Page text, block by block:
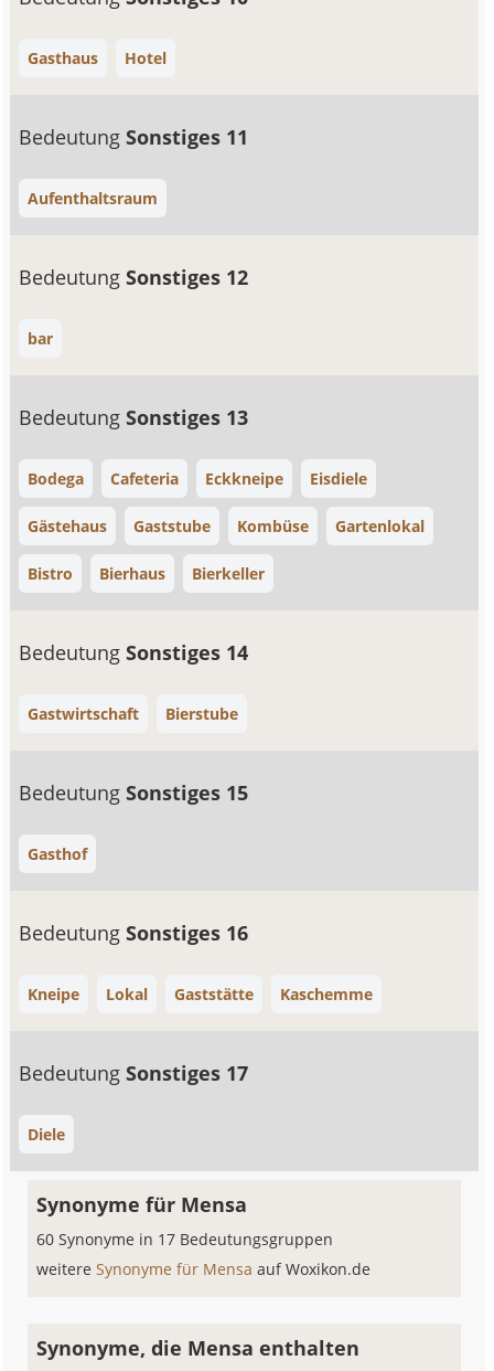
Gasthaus Hotel
BedeutungSonstiges 11
Aufenthaltsraum
BedeutungSonstiges 12
bar
BedeutungSonstiges 13
Bodega Cafeteria Eckkneipe Eisdiele
Gästehaus Gaststube Kombüse Gartenlokal
Bistro Bierhaus Bierkeller
BedeutungSonstiges 14
Gastwirtschaft Bierstube
BedeutungSonstiges 15
Gasthof
BedeutungSonstiges 16
Kneipe Lokal Gaststätte Kaschemme
BedeutungSonstiges 17
Diele
Synonyme für Mensa
60 Synonyme in 17 Bedeutungsgruppen
weitereSynonyme für Mensaauf Woxikon.de
Synonyme, die Mensa enthalten